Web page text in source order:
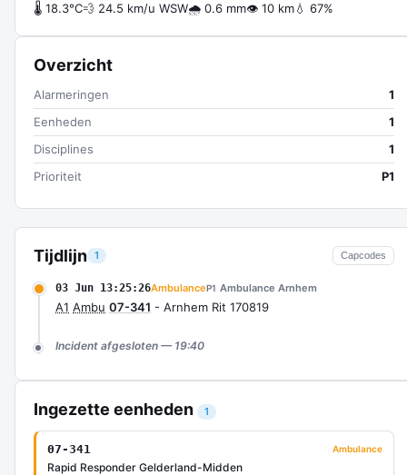
Tijdlijn 1 Capcodes
03 Jun 13:25:26AmbulanceP1 Ambulance Arnhem
A1 Ambu 07-341 - Arnhem Rit 170819
Incident afgesloten — 19:40
Ingezette eenheden 1
07-341 Ambulance
Rapid Responder Gelderland-Midden
🌡 18.3°C💨 24.5 km/u WSW🌧 0.6 mm👁 10 km💧 67%
Overzicht
Alarmeringen
1
Eenheden
1
Disciplines
1
Prioriteit
P1